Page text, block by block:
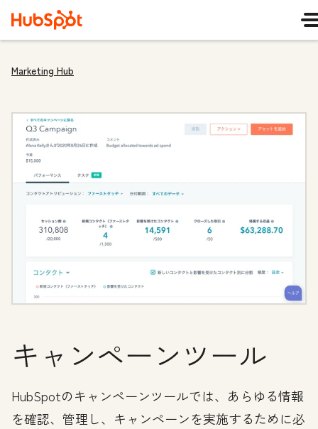
Marketing Hub
キャンペーンツール
HubSpotのキャンペーンツールでは、あらゆる情報
を確認、管理し、キャンペーンを実施するために必